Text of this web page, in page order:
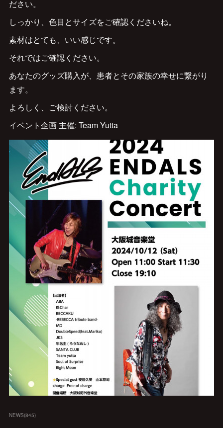
ださい。
しっかり、色目とサイズをご確認くださいね。
素材はとても、いい感じです。
それではご確認ください。
あなたのグッズ購入が、患者とその家族の幸せに繋がり
ます。
よろしく、ご検討ください。
イベント企画 主催: Team Yutta
NEWS(845)